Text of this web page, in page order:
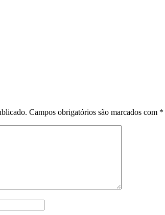
Campos obrigatórios são marcados com *